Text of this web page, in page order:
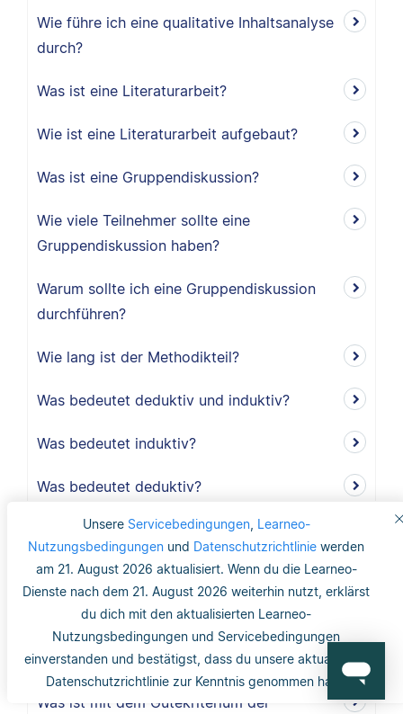
Unsere Servicebedingungen, Learneo-
Nutzungsbedingungen und Datenschutzrichtlinie werden
am 21. August 2026 aktualisiert. Wenn du die Learneo-
Dienste nach dem 21. August 2026 weiterhin nutzt, erklärst
du dich mit den aktualisierten Learneo-
Nutzungsbedingungen und Servicebedingungen
einverstanden und bestätigst, dass du unsere aktualisierte
Datenschutzrichtlinie zur Kenntnis genommen hast.
Wie führe ich eine qualitative Inhaltsanalyse
durch?
Was ist eine Literaturarbeit?
Wie ist eine Literaturarbeit aufgebaut?
Was ist eine Gruppendiskussion?
Wie viele Teilnehmer sollte eine
Gruppendiskussion haben?
Warum sollte ich eine Gruppendiskussion
durchführen?
Wie lang ist der Methodikteil?
Was bedeutet deduktiv und induktiv?
Was bedeutet induktiv?
Was bedeutet deduktiv?
Was ist Validität?
Was ist interne Validität?
Was versteht man unter Validität?
Was ist die Reliabilität?
Was ist mit dem Gütekriterium der